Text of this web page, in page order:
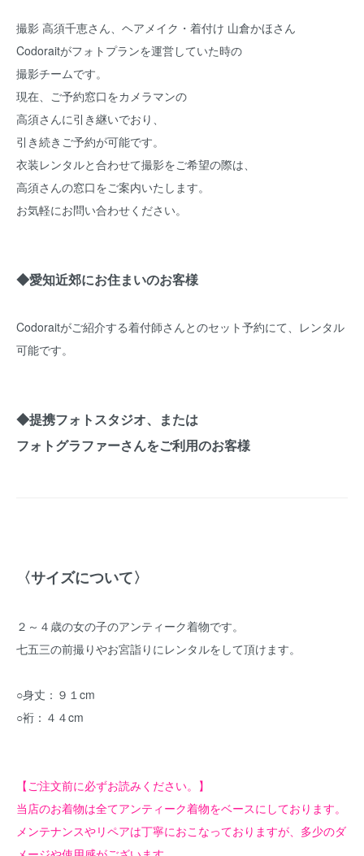
撮影 高須千恵さん、ヘアメイク・着付け 山倉かほさん
Codoraitがフォトプランを運営していた時の
撮影チームです。
現在、ご予約窓口をカメラマンの
高須さんに引き継いでおり、
引き続きご予約が可能です。
衣装レンタルと合わせて撮影をご希望の際は、
高須さんの窓口をご案内いたします。
お気軽にお問い合わせください。
◆愛知近郊にお住まいのお客様
Codoraitがご紹介する着付師さんとのセット予約にて、レンタル
可能です。
◆提携フォトスタジオ、または
フォトグラファーさんをご利用のお客様
〈サイズについて〉
２～４歳の女の子のアンティーク着物です。
七五三の前撮りやお宮詣りにレンタルをして頂けます。
○身丈：９１cm
○裄：４４cm
【ご注文前に必ずお読みください。】
当店のお着物は全てアンティーク着物をベースにしております。
メンテナンスやリペアは丁寧におこなっておりますが、多少のダ